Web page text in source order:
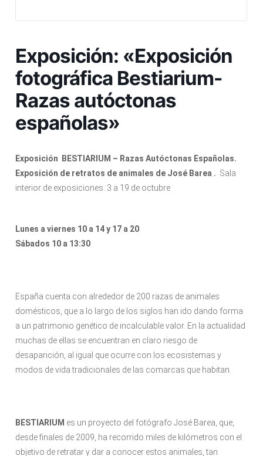
Exposición: «Exposición
fotográfica Bestiarium-
Razas autóctonas
españolas»
Exposición BESTIARIUM – Razas Autóctonas Españolas.
Exposición de retratos de animales de José Barea . Sala
interior de exposiciones. 3 a 19 de octubre
Lunes a viernes 10 a 14 y 17 a 20
Sábados 10 a 13:30
España cuenta con alrededor de 200 razas de animales
domésticos, que a lo largo de los siglos han ido dando forma
a un patrimonio genético de incalculable valor. En la actualidad
muchas de ellas se encuentran en claro riesgo de
desaparición, al igual que ocurre con los ecosistemas y
modos de vida tradicionales de las comarcas que habitan.
BESTIARIUM es un proyecto del fotógrafo José Barea, que,
desde finales de 2009, ha recorrido miles de kilómetros con el
objetivo de retratar y dar a conocer estos animales, tan